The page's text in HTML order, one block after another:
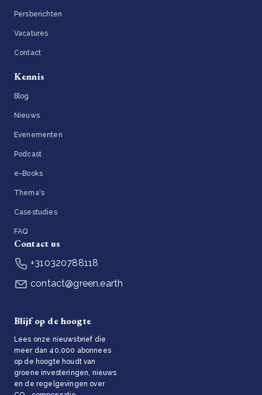
Persberichten
Vacatures
Contact
Kennis
Blog
Nieuws
Evenementen
Podcast
e-Books
Thema's
Casestudies
FAQ
Contact us
+310320788118
contact@green.earth
Blijf op de hoogte
Lees onze nieuwsbrief die
meer dan 40.000 abonnees
op de hoogte houdt van
groene investeringen, nieuws
en de regelgevingen over